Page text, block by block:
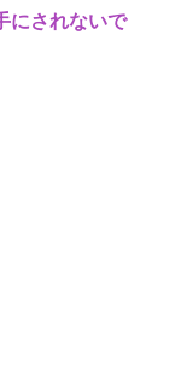
にされないで